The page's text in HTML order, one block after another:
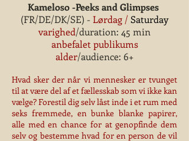
Kameloso -Peeks and Glimpses
(FR/DE/DK/SE) - Lørdag / Saturday
varighed/duration: 45 min
anbefalet publikums
alder/audience: 6+
Hvad sker der når vi mennesker er tvunget
til at være del af et fællesskab som vi ikke kan
vælge? Forestil dig selv låst inde i et rum med
seks fremmede, en bunke blanke papirer,
alle med en chance for at genopfinde dem
selv og bestemme hvad for en person de vil